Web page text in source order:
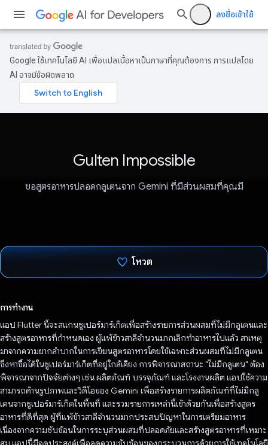
ลงชื่อเข้าใช้
Google ใช้เทคโนโลยี AI เพื่อแปลเนื้อหาเป็นภาษาที่คุณต้องการ การแปลโดย
AI อาจมีข้อผิดพลาด
Gulten Impossible
ขอสูตรอาหารปลอดกลูเตนจาก Gemini ที่มีส่วนผสมที่คุณมี
โหวต
การทำงาน
แอป Flutter นี้จะสแกนซูเปอร์มาร์เก็ตเพื่อสร้างรายการส่วนผสมที่ไม่มีกลูเตนและ
สร้างสูตรอาหารที่กำหนดเอง ผู้แพ้ข้าวสาลีจำนวนมากเลิกทำอาหารไปแล้ว สาเหตุ
มาจากความยากลำบากในการเขียนสูตรอาหารโดยใช้เฉพาะส่วนผสมที่ไม่มีกลูเตน
ซึ่งหาซื้อได้ในซูเปอร์มาร์เก็ตที่อยู่ใกล้เคียง การพิจารณาสถานะ "ไม่มีกลูเตน" ต้อง
พิจารณาจากปัจจัยต่างๆ เช่น ผลิตภัณฑ์ บรรจุภัณฑ์ และโรงงานผลิต แอปใช้ความ
สามารถด้านรูปภาพและวิดีโอของ Gemini เพื่อสร้างรายการผลิตภัณฑ์ที่ไม่มีกลู
เตนจากซูเปอร์มาร์เก็ตในพื้นที่ และรวมรายการเหล่านี้เข้าด้วยกันเพื่อสร้างสูตร
อาหารที่ดีที่สุด ผู้ที่แพ้ข้าวสาลีจำนวนมากประสบปัญหาในการเตรียมอาหาร
เนื่องจากความซับซ้อนในการระบุส่วนผสมที่ปลอดภัยและสร้างสูตรอาหารที่เหมาะ